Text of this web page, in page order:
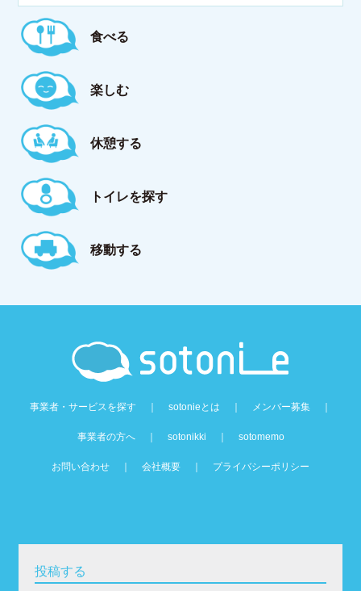
食べる
楽しむ
休憩する
トイレを探す
移動する
事業者・サービスを探す ｜ sotonieとは ｜ メンバー募集 ｜
事業者の方へ ｜ sotonikki ｜ sotomemo
お問い合わせ ｜ 会社概要 ｜ プライバシーポリシー
投稿する